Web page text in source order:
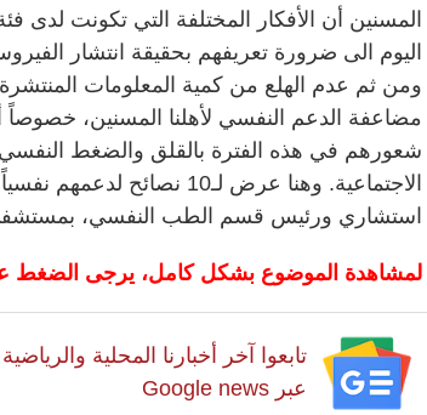
المسنين أن الأفكار المختلفة التي تكونت لدى
اليوم الى ضرورة تعريفهم بحقيقة انتشار
ومن ثم عدم الهلع من كمية المعلومات
مضاعفة الدعم النفسي لأهلنا المسنين، خصوصاً
شعورهم في هذه الفترة بالقلق والضغط
الاجتماعية. وهنا عرض لـ10
استشاري ورئيس قسم الطب النفسي،
لمشاهدة الموضوع بشكل كامل، يرجى الضغط
تابعوا آخر أخبارنا المحلية
عبر Google news